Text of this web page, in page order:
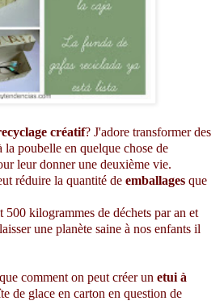
créatif? J'adore transformer des
poubelle en quelque chose de
leur donner une deuxième vie.
réduire la quantité de emballages que
kilogrammes de déchets par an et
une planète saine à nos enfants il
comment on peut créer un etui à
de glace en carton en question de